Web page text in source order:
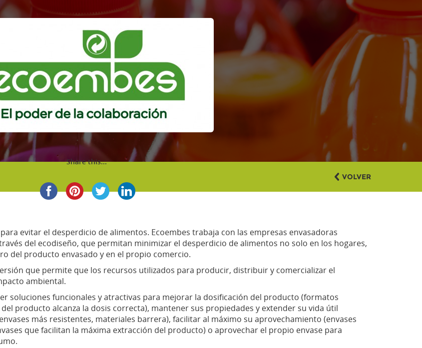
Share this...
VOLVER
evitar el desperdicio de alimentos. Ecoembes trabaja con las empresas envasadoras
del ecodiseño, que permitan minimizar el desperdicio de alimentos no solo en los hogares,
del producto envasado y en el propio comercio.
que permite que los recursos utilizados para producir, distribuir y comercializar el
ambiental.
soluciones funcionales y atractivas para mejorar la dosificación del producto (formatos
producto alcanza la dosis correcta), mantener sus propiedades y extender su vida útil
más resistentes, materiales barrera), facilitar al máximo su aprovechamiento (envases
que facilitan la máxima extracción del producto) o aprovechar el propio envase para